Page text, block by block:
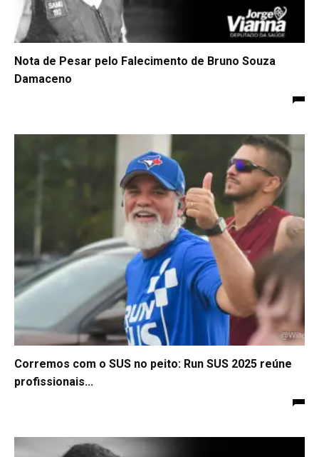
Nota de Pesar pelo Falecimento de Bruno Souza
Damaceno
Corremos com o SUS no peito: Run SUS 2025 reúne
profissionais...